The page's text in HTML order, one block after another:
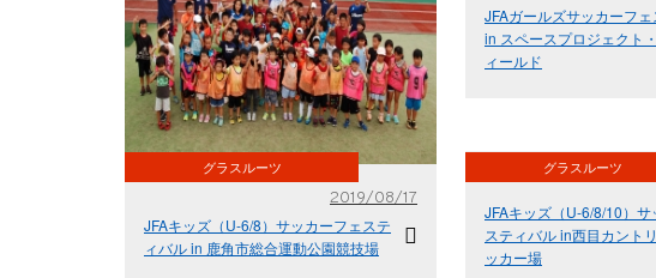
グラスルーツ
2019/08/17
JFAキッズ（U-6/8）サッカーフェステ
ィバル in 鹿角市総合運動公園競技場
グラスルーツ
JFAガールズサッカーフ
in スペースプロジェクト
ィールド
JFAキッズ（U-6/8/10）サ
スティバル in西目カント
ッカー場